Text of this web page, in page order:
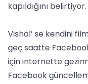
kapıldığını belirtiyor.
Vishal’ se kendini
geç saatte
için internette
Facebook